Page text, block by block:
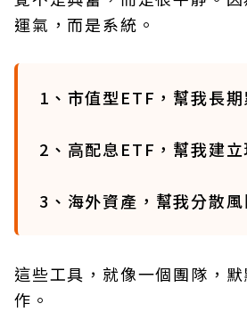
運氣，而是系統。
1、市值型ETF，幫我長
2、高配息ETF，幫我建立
3、海外資產，幫我分散
這些工具，就像一個團隊，
作。